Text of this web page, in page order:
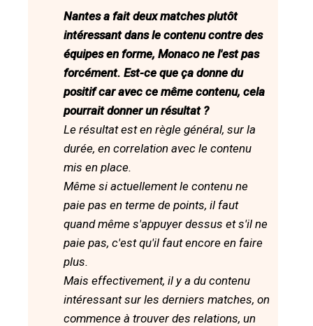
Nantes a fait deux matches plutôt
intéressant dans le contenu contre des
équipes en forme, Monaco ne l'est pas
forcément. Est-ce que ça donne du
positif car avec ce même contenu, cela
pourrait donner un résultat ?
Le résultat est en règle général, sur la
durée, en correlation avec le contenu
mis en place.
Même si actuellement le contenu ne
paie pas en terme de points, il faut
quand même s'appuyer dessus et s'il ne
paie pas, c'est qu'il faut encore en faire
plus.
Mais effectivement, il y a du contenu
intéressant sur les derniers matches, on
commence à trouver des relations, un